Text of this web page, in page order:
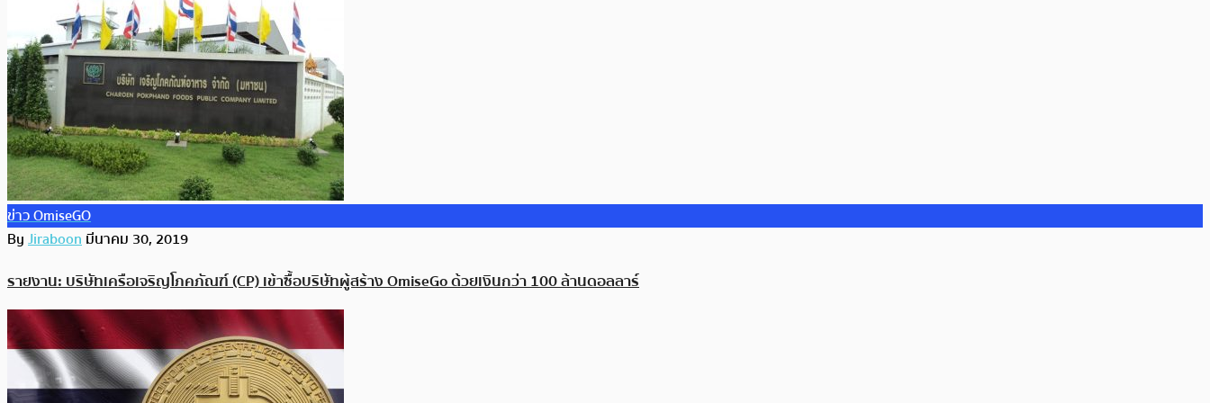
ข่าว OmiseGO
ByJiraboonมีนาคม 30, 2019
รายงาน: บริษัทเครือเจริญโภคภัณฑ์ (CP) เข้าซื้อบริษัทผู้สร้าง OmiseGo ด้วยเงินกว่า 100 ล้านดอลลาร์